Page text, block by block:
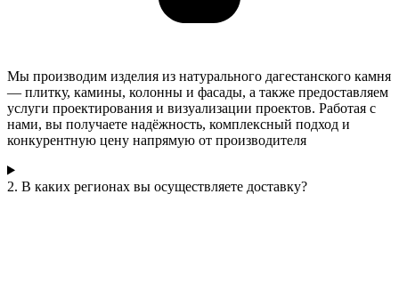
Мы производим изделия из натурального дагестанского камня
— плитку, камины, колонны и фасады, а также предоставляем
услуги проектирования и визуализации проектов. Работая с
нами, вы получаете надёжность, комплексный подход и
конкурентную цену напрямую от производителя
2. В каких регионах вы осуществляете доставку?